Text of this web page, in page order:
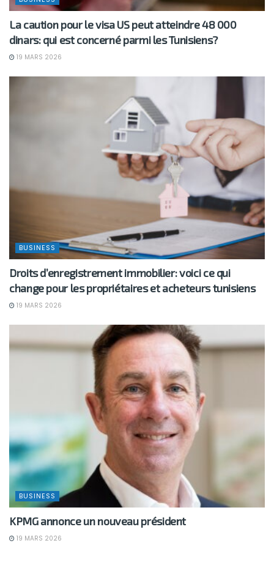
La caution pour le visa US peut atteindre 48 000
dinars: qui est concerné parmi les Tunisiens?
19 MARS 2026
BUSINESS
Droits d’enregistrement immobilier: voici ce qui
change pour les propriétaires et acheteurs tunisiens
19 MARS 2026
BUSINESS
KPMG annonce un nouveau président
19 MARS 2026